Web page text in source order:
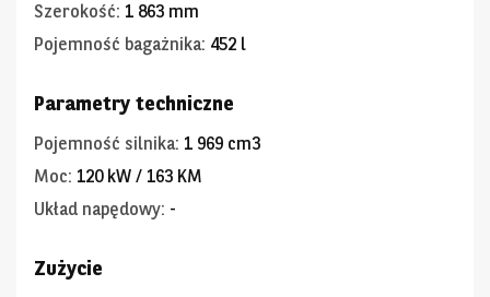
Szerokość: 1 863 mm
Pojemność bagażnika: 452 l
Parametry techniczne
Pojemność silnika: 1 969 cm3
Moc: 120 kW / 163 KM
Układ napędowy: -
Zużycie